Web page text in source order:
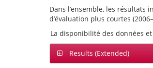
Dans l’ensemble, les résultats
d’évaluation plus courtes
La disponibilité des données
Results (Extended)